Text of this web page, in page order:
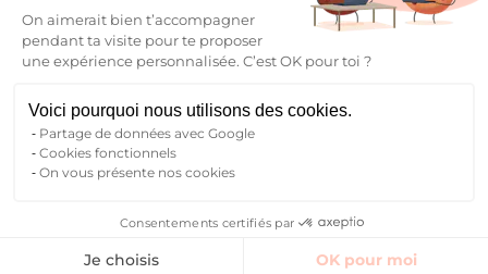
Toutes les villes
Qui sommes-nous ?
FAQ
Nous contacter
Instagram YouTubeLinkedIn
On aimerait bien t’accompagner
pendant ta visite pour te proposer
une expérience personnalisée. C’est OK pour toi ?
Voici pourquoi nous utilisons des cookies.
Partage de données avec Google
Cookies fonctionnels
On vous présente nos cookies
Consentements certifiés par
Je choisis OK pour moi